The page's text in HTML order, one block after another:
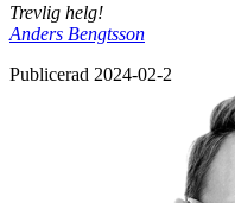
Trevlig helg!
Anders Bengtsson
Publicerad 2024-02-2